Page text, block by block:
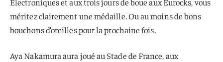
Électroniques et aux trois jours de boue aux Eurocks, vous
méritez clairement une médaille. Ou au moins de bons
bouchons d’oreilles pour la prochaine fois.
Aya Nakamura aura joué au Stade de France, aux